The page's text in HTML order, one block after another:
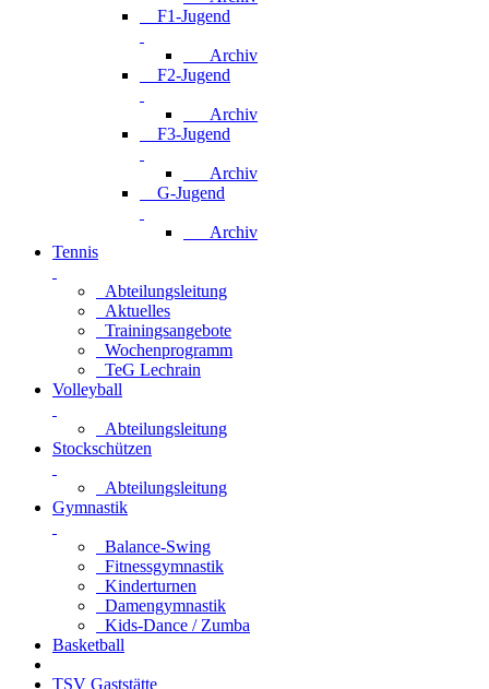
F1-Jugend
Archiv
F2-Jugend
Archiv
F3-Jugend
Archiv
G-Jugend
Archiv
Tennis
Abteilungsleitung
Aktuelles
Trainingsangebote
Wochenprogramm
TeG Lechrain
Volleyball
Abteilungsleitung
Stockschützen
Abteilungsleitung
Gymnastik
Balance-Swing
Fitnessgymnastik
Kinderturnen
Damengymnastik
Kids-Dance / Zumba
Basketball
TSV Gaststätte